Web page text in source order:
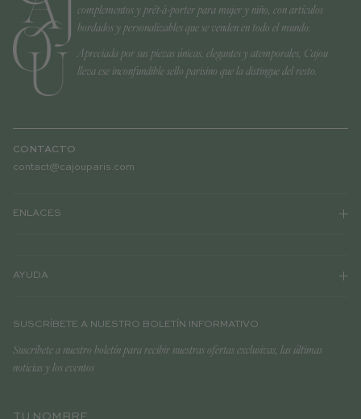
complementos y prêt-à-porter para mujer y niño, con artículos
bordados y personalizables que se venden en todo el mundo.
Apreciada por sus piezas únicas, elegantes y atemporales, Cajou
lleva ese inconfundible sello parisino que la distingue del resto.
CONTACTO
contact@cajouparis.com
ENLACES
AYUDA
SUSCRÍBETE A NUESTRO BOLETÍN INFORMATIVO
Suscríbete a nuestro boletín para recibir nuestras ofertas exclusivas, las últimas
noticias y los eventos